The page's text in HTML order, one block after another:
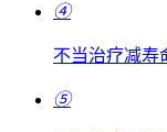
④
不当治疗减寿
⑤